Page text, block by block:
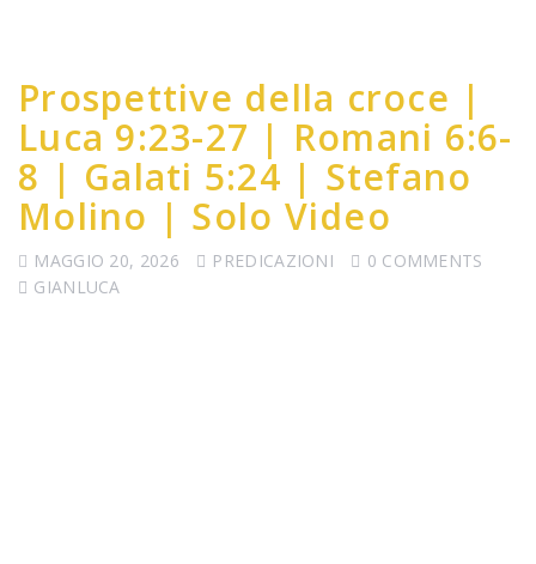
Prospettive della croce |
Luca 9:23-27 | Romani 6:6-
8 | Galati 5:24 | Stefano
Molino | Solo Video
MAGGIO 20, 2026 PREDICAZIONI
0 COMMENTS
GIANLUCA